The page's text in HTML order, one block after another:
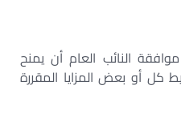
النائب العام أن يمنح
كل أو بعض المزايا المقررة